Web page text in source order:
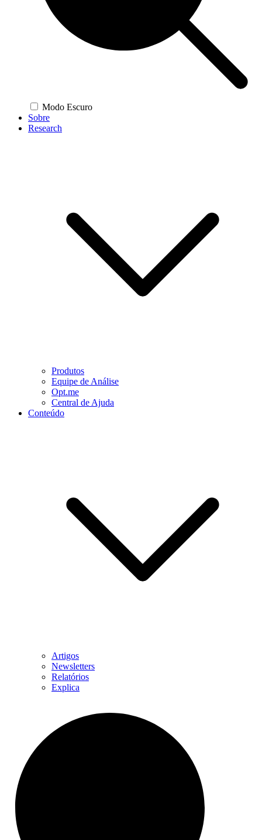
Modo Escuro
Sobre
Research
Produtos
Equipe de Análise
Opt.me
Central de Ajuda
Conteúdo
Artigos
Newsletters
Relatórios
Explica